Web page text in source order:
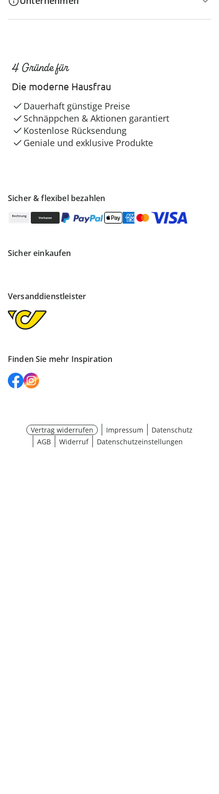
Sicher & flexibel bezahlen
Sicher einkaufen
Versanddienstleister
Finden Sie mehr Inspiration
4 Gründe für
Die moderne Hausfrau
Dauerhaft günstige Preise
Schnäppchen & Aktionen garantiert
Kostenlose Rücksendung
Geniale und exklusive Produkte
Vertrag widerrufen Impressum
Datenschutz
AGB
Widerruf Datenschutzeinstellungen